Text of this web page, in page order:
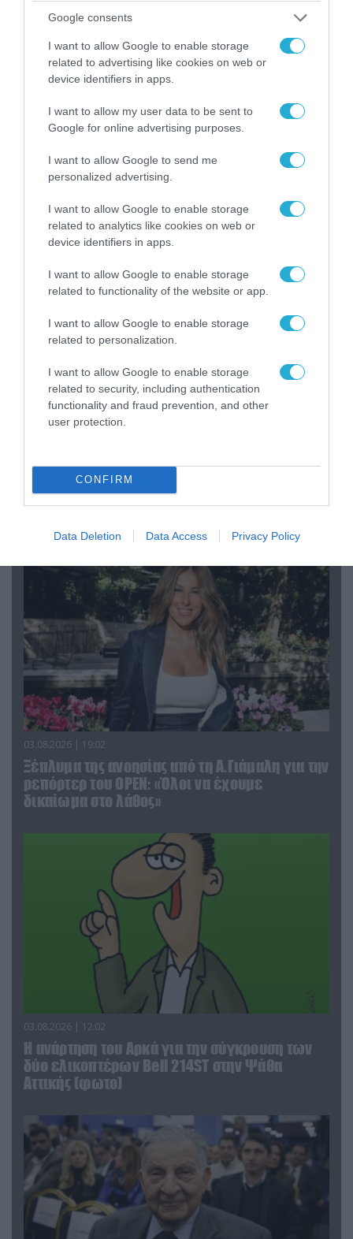
Google consents
I want to allow Google to enable storage
related to advertising like cookies on web or
device identifiers in apps.
I want to allow my user data to be sent to
Google for online advertising purposes.
I want to allow Google to send me
personalized advertising.
I want to allow Google to enable storage
related to analytics like cookies on web or
device identifiers in apps.
I want to allow Google to enable storage
related to functionality of the website or app.
I want to allow Google to enable storage
related to personalization.
I want to allow Google to enable storage
related to security, including authentication
functionality and fraud prevention, and other
user protection.
CONFIRM
Data Deletion Data Access Privacy Policy
04.08.2026 | 13:02
Η ανακοίνωση του Πανελλήνιου Σωματείου
Πυροσβεστών για την δημοσιογράφο του OPEN
που γέλασε στη φωτιά
O διευθυντής του OPEN προσπαθεί να τα
«μαζέψει» για τη δημοσιογράφο που γέλασε
03.08.2026 | 19:02
Ξέπλυμα της ανοησίας από τη Α.Γιάμαλη για την
ρεπόρτερ του ΟΡΕΝ: «Όλοι να έχουμε
δικαίωμα στο λάθος»
03.08.2026 | 12:02
Η ανάρτηση του Αρκά για την σύγκρουση των
δύο ελικοπτέρων Bell 214ST στην Ψάθα
Αττικής (φωτο)